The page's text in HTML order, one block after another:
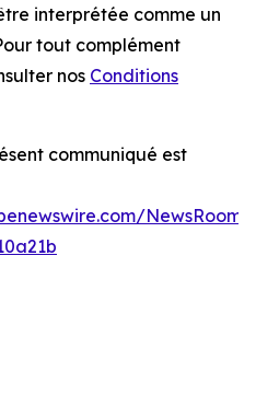
interprétée comme un
tout complément
nos Conditions
communiqué est